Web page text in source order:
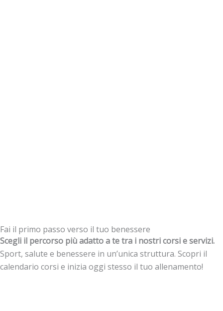
Fai il primo passo verso il tuo benessere
Scegli il percorso più adatto a te tra i nostri corsi e servizi.
Sport, salute e benessere in un’unica struttura. Scopri il
calendario corsi e inizia oggi stesso il tuo allenamento!